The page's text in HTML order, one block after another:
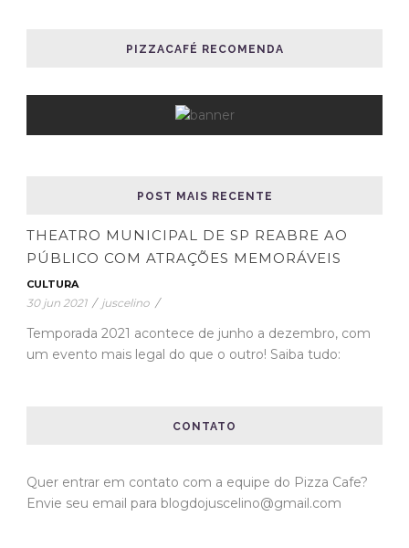
PIZZACAFÉ RECOMENDA
POST MAIS RECENTE
THEATRO MUNICIPAL DE SP REABRE AO
PÚBLICO COM ATRAÇÕES MEMORÁVEIS
CULTURA
30 jun 2021 / juscelino /
Temporada 2021 acontece de junho a dezembro, com
um evento mais legal do que o outro! Saiba tudo:
CONTATO
Quer entrar em contato com a equipe do Pizza Cafe?
Envie seu email para blogdojuscelino@gmail.com